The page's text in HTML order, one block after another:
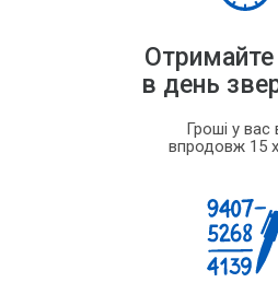
Отримайте
в день
Гроші у вас
впродовж 15